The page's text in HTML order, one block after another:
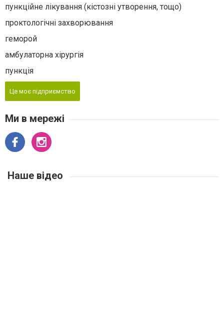
пункційне лікування (кістозні утворення, тощо)
проктологічні захворювання
геморой
амбулаторна хірургія
пункція
Це моє підприємство
Ми в мережі
Наше відео